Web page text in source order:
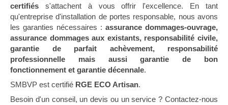
certifiés s'attachent à vous offrir l'excellence. En tant
qu'entreprise d'installation de portes responsable, nous avons
les garanties nécessaires : assurance dommages-ouvrage,
assurance dommages aux existants, responsabilité civile,
garantie de parfait achèvement, responsabilité
professionnelle mais aussi garantie de bon
fonctionnement et garantie décennale.
SMBVP est certifié RGE ECO Artisan.
Besoin d'un conseil, un devis ou un service ? Contactez-nous